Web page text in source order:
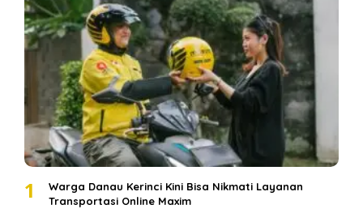
1
Warga Danau Kerinci Kini Bisa Nikmati Layanan
Transportasi Online Maxim